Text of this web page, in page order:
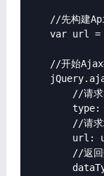
//先构建Api的
var url = '/
//开始Ajax提
//请求
type:
//请求
url:
//返回数